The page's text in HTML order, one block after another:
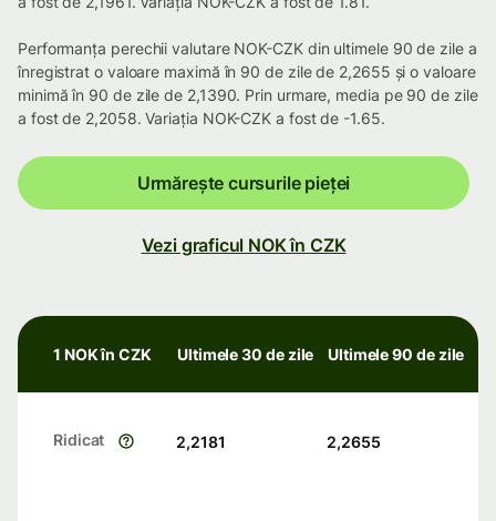
Performanța perechii valutare NOK-CZK din ultimele 90 de zile a
înregistrat o valoare maximă în 90 de zile de 2,2655 și o valoare
minimă în 90 de zile de 2,1390. Prin urmare, media pe 90 de zile
a fost de 2,2058. Variația NOK-CZK a fost de -1.65.
Urmărește cursurile pieței
Vezi graficul NOK în CZK
1 NOK în CZK Ultimele 30 de zile Ultimele 90 de zile
Ridicat 2,2181 2,2655